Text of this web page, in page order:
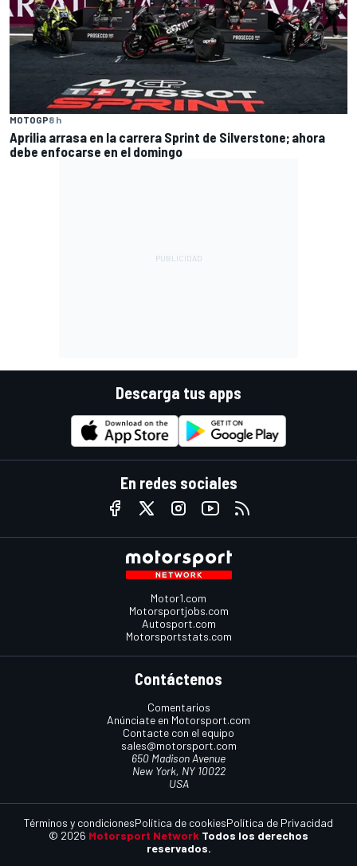
MOTOGP8 h
Aprilia arrasa en la carrera Sprint de Silverstone; ahora
debe enfocarse en el domingo
Descarga tus apps
En redes sociales
Motor1.com
Motorsportjobs.com
Autosport.com
Motorsportstats.com
Contáctenos
Comentarios
Anúnciate en Motorsport.com
Contacte con el equipo
sales@motorsport.com
650 Madison Avenue
New York, NY 10022
USA
© 2026 Motorsport Network Todos los derechos
reservados.
Términos y condicionesPolítica de cookiesPolítica de Privacidad